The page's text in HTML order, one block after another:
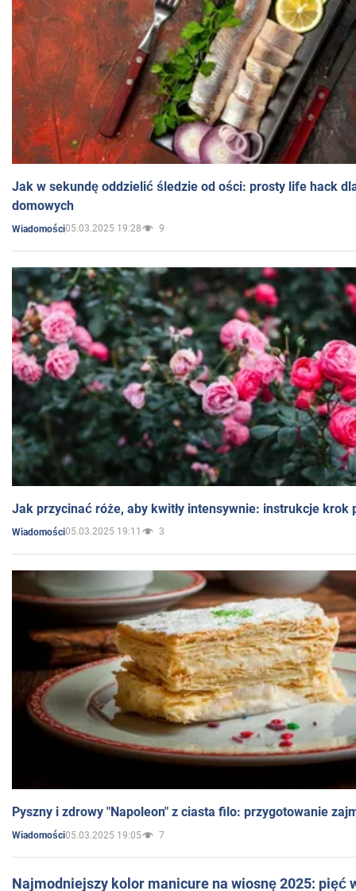
Jak w sekundę oddzielić śledzie od ości: prosty life hack
domowych
Wiadomości05.03.2025 19:28 9
Jak przycinać róże, aby kwitły intensywnie: instrukcje krok
Wiadomości05.03.2025 19:11 3
Pyszny i zdrowy "Napoleon" z ciasta filo: przygotowanie
Wiadomości05.03.2025 19:05 7
Najmodniejszy kolor manicure na wiosnę 2025: pięć